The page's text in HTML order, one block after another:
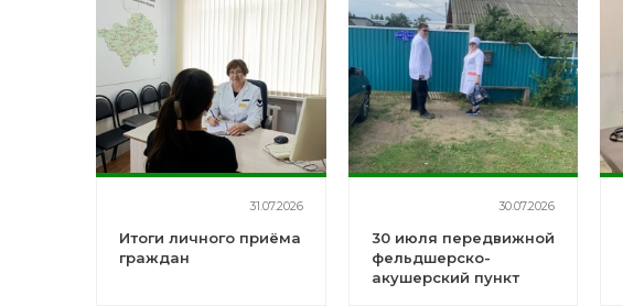
31.07.2026
Итоги личного приёма
граждан
30.07.2026
30 июля передвижной
фельдшерско-
акушерский пункт